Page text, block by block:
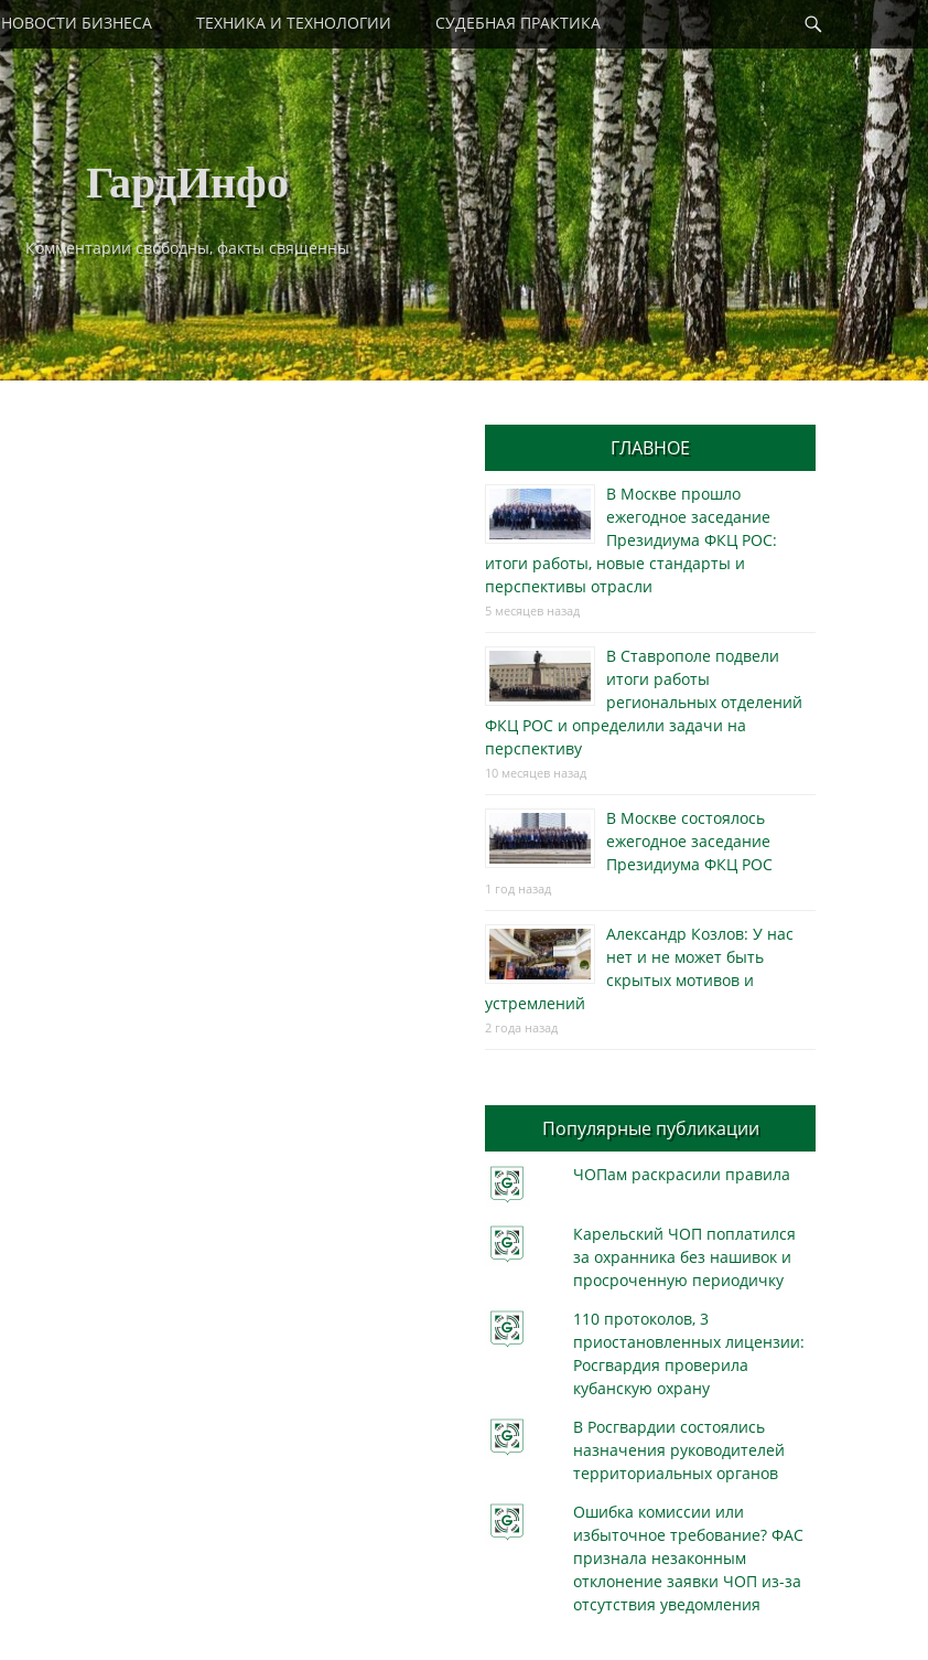
НОВОСТИ БИЗНЕСА ТЕХНИКА И ТЕХНОЛОГИИ СУДЕБНАЯ ПРАКТИКА
Найти
ГардИнфо
Комментарии свободны, факты священны
ГЛАВНОЕ
В Москве прошло
ежегодное заседание
Президиума ФКЦ РОС:
итоги работы, новые стандарты и
перспективы отрасли
5 месяцев назад
В Ставрополе подвели
итоги работы
региональных отделений
ФКЦ РОС и определили задачи на
перспективу
10 месяцев назад
В Москве состоялось
ежегодное заседание
Президиума ФКЦ РОС
1 год назад
Александр Козлов: У нас
нет и не может быть
скрытых мотивов и
устремлений
2 года назад
Популярные публикации
ЧОПам раскрасили правила
Карельский ЧОП поплатился
за охранника без нашивок и
просроченную периодичку
110 протоколов, 3
приостановленных лицензии:
Росгвардия проверила
кубанскую охрану
В Росгвардии состоялись
назначения руководителей
территориальных органов
Ошибка комиссии или
избыточное требование? ФАС
признала незаконным
отклонение заявки ЧОП из-за
отсутствия уведомления